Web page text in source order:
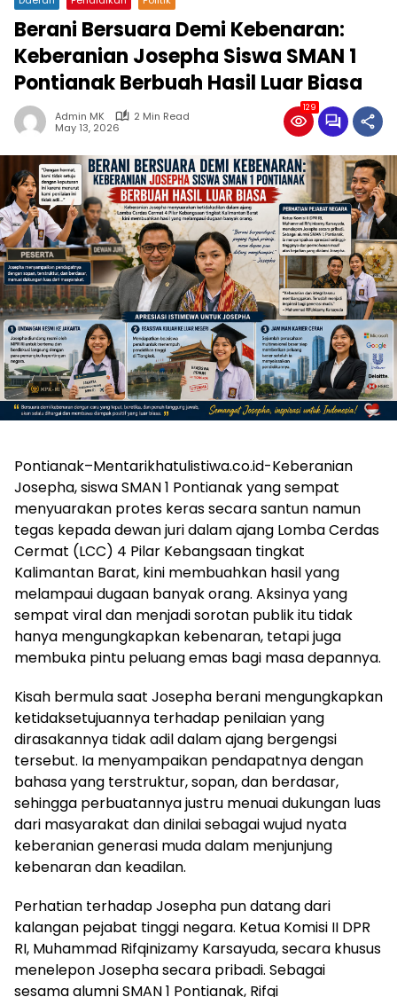
Berani Bersuara Demi Kebenaran:
Keberanian Josepha Siswa SMAN 1
Pontianak Berbuah Hasil Luar Biasa
Admin MK
2 Min Read
May 13, 2026
129
Pontianak–Mentarikhatulistiwa.co.id-Keberanian
Josepha, siswa SMAN 1 Pontianak yang sempat
menyuarakan protes keras secara santun namun
tegas kepada dewan juri dalam ajang Lomba Cerdas
Cermat (LCC) 4 Pilar Kebangsaan tingkat
Kalimantan Barat, kini membuahkan hasil yang
melampaui dugaan banyak orang. Aksinya yang
sempat viral dan menjadi sorotan publik itu tidak
hanya mengungkapkan kebenaran, tetapi juga
membuka pintu peluang emas bagi masa depannya.
Kisah bermula saat Josepha berani mengungkapkan
ketidaksetujuannya terhadap penilaian yang
dirasakannya tidak adil dalam ajang bergengsi
tersebut. Ia menyampaikan pendapatnya dengan
bahasa yang terstruktur, sopan, dan berdasar,
sehingga perbuatannya justru menuai dukungan luas
dari masyarakat dan dinilai sebagai wujud nyata
keberanian generasi muda dalam menjunjung
kebenaran dan keadilan.
Perhatian terhadap Josepha pun datang dari
kalangan pejabat tinggi negara. Ketua Komisi II DPR
RI, Muhammad Rifqinizamy Karsayuda, secara khusus
menelepon Josepha secara pribadi. Sebagai
sesama alumni SMAN 1 Pontianak, Rifqi